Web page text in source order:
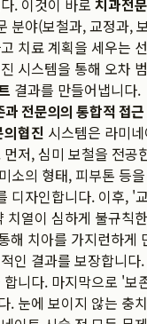
. 이것이 바로 치과전
분야(보철과, 교정과,
치료 계획을 세우는
시스템을 통해 오차
결과를 만들어냅니다.
전문의의 통합적 접근
협진 시스템은 라미
저, 심미 보철을 전
소의 형태, 피부톤 등
디자인합니다. 이후, '
치열이 심하게 불규칙
해 치아를 가지런하게
인 결과를 보장합니
니다. 마지막으로 '
. 눈에 보이지 않는 충